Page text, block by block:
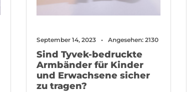
September 14, 2023 Angesehen: 2130
Sind Tyvek-bedruckte
Armbänder für Kinder
und Erwachsene sicher
zu tragen?